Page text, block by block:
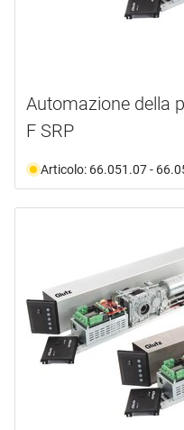
Automazione della
F SRP
Articolo: 66.051.07 -